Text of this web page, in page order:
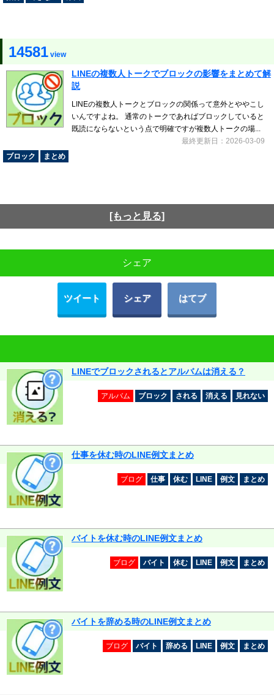
14581 view
LINEの複数人トークでブロックの影響をまとめて解
説
LINEの複数人トークとブロックの関係って意外とややこし
いんですよね。 通常のトークであればブロックしていると
既読にならないという点で明確ですが複数人トークの場...
最終更新日：2026-03-09
ブロック
まとめ
[もっと見る]
シェア
ツイート シェア はてブ
LINEでブロックされるとアルバムは消える？
アルバム ブロック される 消える 見れない
仕事を休む時のLINE例文まとめ
ブログ 仕事 休む LINE 例文 まとめ
バイトを休む時のLINE例文まとめ
ブログ バイト 休む LINE 例文 まとめ
バイトを辞める時のLINE例文まとめ
ブログ バイト 辞める LINE 例文 まとめ